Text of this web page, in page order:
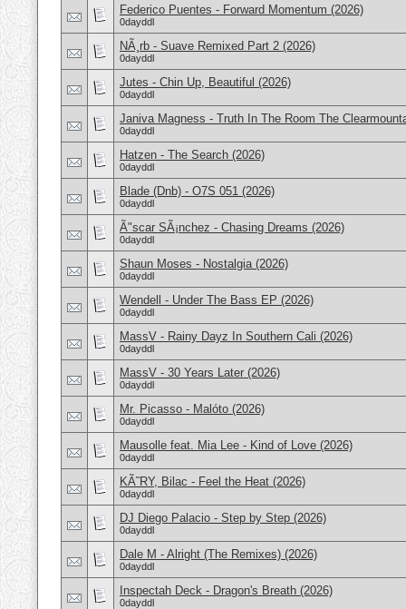
Federico Puentes - Forward Momentum (2026)
0dayddl
NÃ¸rb - Suave Remixed Part 2 (2026)
0dayddl
Jutes - Chin Up, Beautiful (2026)
0dayddl
Janiva Magness - Truth In The Room The
0dayddl
Hatzen - The Search (2026)
0dayddl
Blade (Dnb) - O7S 051 (2026)
0dayddl
Ã"scar SÃ¡nchez - Chasing Dreams (2026)
0dayddl
Shaun Moses - Nostalgia (2026)
0dayddl
Wendell - Under The Bass EP (2026)
0dayddl
MassV - Rainy Dayz In Southern Cali (2026)
0dayddl
MassV - 30 Years Later (2026)
0dayddl
Mr. Picasso - Malóto (2026)
0dayddl
Mausolle feat. Mia Lee - Kind of Love (2026)
0dayddl
KÃ˜RY, Bilac - Feel the Heat (2026)
0dayddl
DJ Diego Palacio - Step by Step (2026)
0dayddl
Dale M - Alright (The Remixes) (2026)
0dayddl
Inspectah Deck - Dragon's Breath (2026)
0dayddl